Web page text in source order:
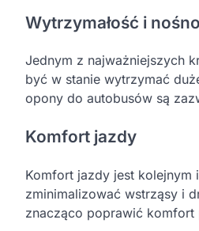
Wytrzymałość i
Jednym z najważniejszych
być w stanie wytrzymać
opony do autobusów są
Komfort jazdy
Komfort jazdy jest kolejnym
zminimalizować wstrząsy i
znacząco poprawić